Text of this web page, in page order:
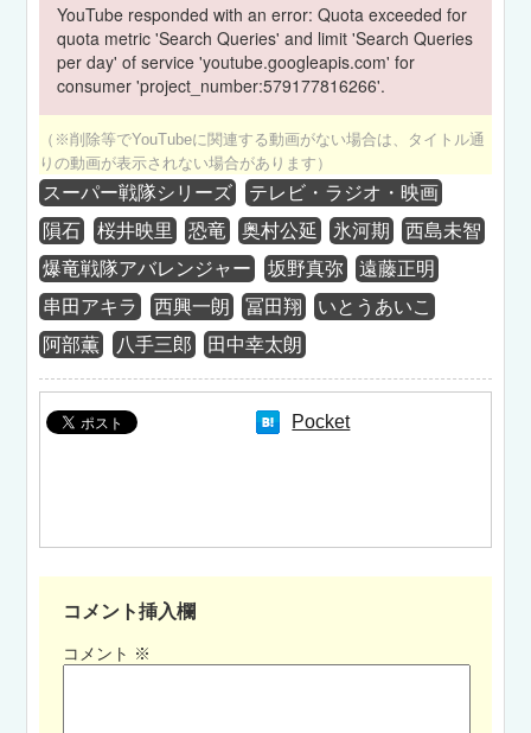
YouTube responded with an error: Quota exceeded for
quota metric 'Search Queries' and limit 'Search Queries
per day' of service 'youtube.googleapis.com' for
consumer 'project_number:579177816266'.
（※削除等でYouTubeに関連する動画がない場合は、タイトル通
りの動画が表示されない場合があります）
スーパー戦隊シリーズ
テレビ・ラジオ・映画
隕石
桜井映里 恐竜 奥村公延 氷河期
西島未智
爆竜戦隊アバレンジャー
坂野真弥
遠藤正明
串田アキラ
西興一朗 冨田翔
いとうあいこ
阿部薫
八手三郎 田中幸太朗
Pocket
コメント挿入欄
コメント ※